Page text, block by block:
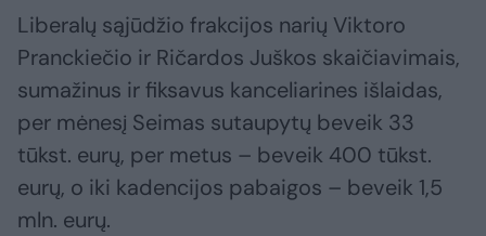
Liberalų sąjūdžio frakcijos narių Viktoro
Pranckiečio ir Ričardos Juškos skaičiavimais,
sumažinus ir fiksavus kanceliarines išlaidas,
per mėnesį Seimas sutaupytų beveik 33
tūkst. eurų, per metus – beveik 400 tūkst.
eurų, o iki kadencijos pabaigos – beveik 1,5
mln. eurų.